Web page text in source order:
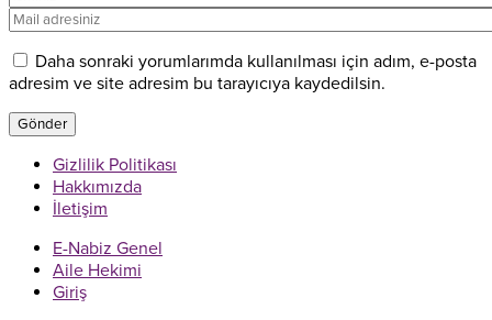
Daha sonraki yorumlarımda kullanılması için adım, e-posta
adresim ve site adresim bu tarayıcıya kaydedilsin.
Gizlilik Politikası
Hakkımızda
İletişim
E-Nabiz Genel
Aile Hekimi
Giriş